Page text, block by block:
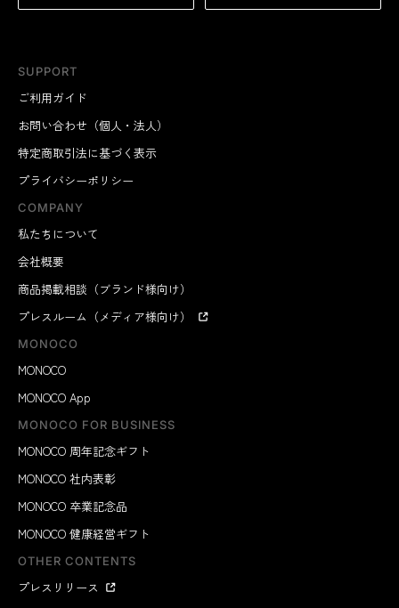
SUPPORT
ご利用ガイド
お問い合わせ（個人・法人）
特定商取引法に基づく表示
プライバシーポリシー
COMPANY
私たちについて
会社概要
商品掲載相談（ブランド様向け）
プレスルーム（メディア様向け）
MONOCO
MONOCO
MONOCO App
MONOCO FOR BUSINESS
MONOCO 周年記念ギフト
MONOCO 社内表彰
MONOCO 卒業記念品
MONOCO 健康経営ギフト
OTHER CONTENTS
プレスリリース